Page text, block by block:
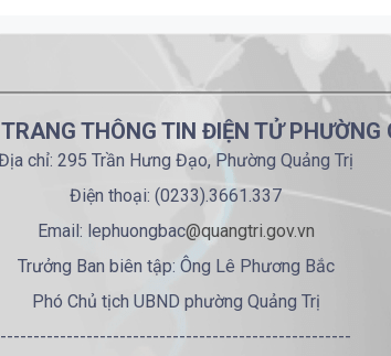
THÔNG TIN ĐIỆN TỬ PHƯỜNG
chỉ: 295 Trần Hưng Đạo, Phường Quảng Trị
Điện thoại: (0233).3661.337
Email: lephuongbac@quangtri.gov.vn
Trưởng Ban biên tập: Ông Lê Phương Bắc
Phó Chủ tịch UBND phường Quảng Trị
-----------------------------------------------------